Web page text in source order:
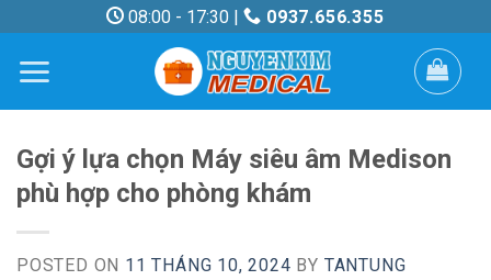
content
08:00 - 17:30 | 0937.656.355
Gợi ý lựa chọn Máy siêu âm Medison
phù hợp cho phòng khám
POSTED ON 11 THÁNG 10, 2024 BY TANTUNG